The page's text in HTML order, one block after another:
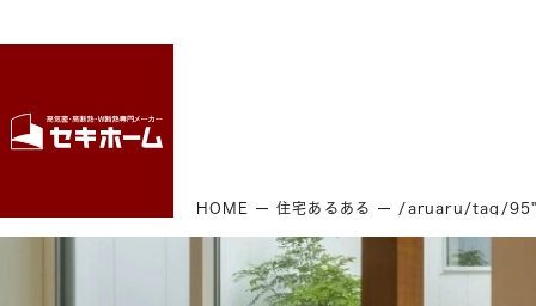
HOME 住宅あるある /aruaru/tag/